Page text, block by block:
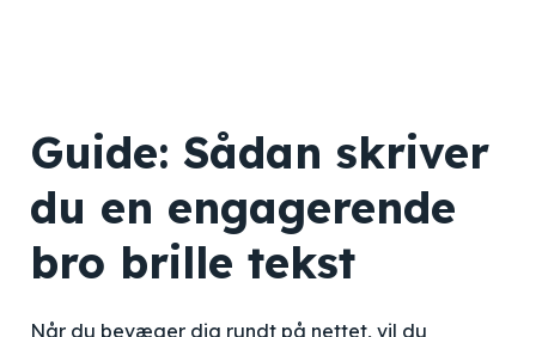
Guide: Sådan skriver
du en engagerende
bro brille tekst
Når du bevæger dig rundt på nettet, vil du